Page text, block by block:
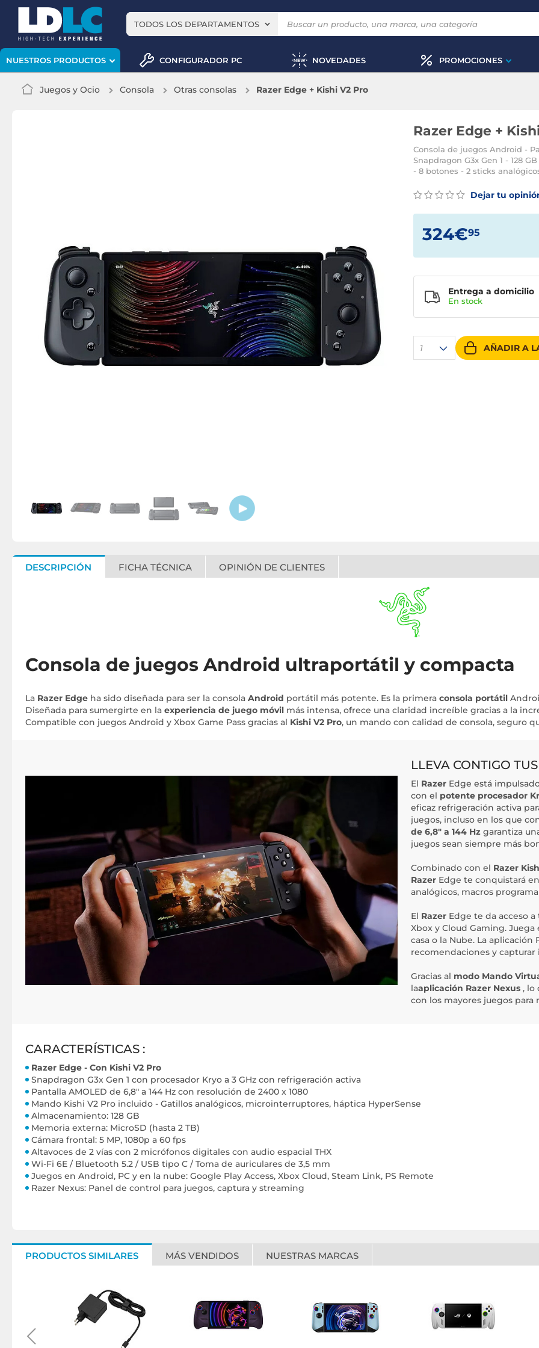
TODOS LOS DEPARTAMENTOS
NUESTROS PRODUCTOS CONFIGURADOR PC NOVEDADES PROMOCIONES
Juegos y Ocio Consola Otras consolas Razer Edge + Kishi V2 Pro
Razer Edge +
Consola de juegos Android -
Snapdragon G3x Gen 1 - 128
- 8 botones - 2 sticks
Dejar tu
324€95
1 AÑADIR A
Entrega a domicilio
En stock
DESCRIPCIÓN FICHA TÉCNICA OPINIÓN DE CLIENTES
Consola de juegos Android ultraportátil y compacta
La Razer Edge ha sido diseñada para ser la consola Android portátil más potente. Es la primera consola portátil
Diseñada para sumergirte en la experiencia de juego móvil más intensa, ofrece una claridad increíble gracias a la
Compatible con juegos Android y Xbox Game Pass gracias al Kishi V2 Pro, un mando con calidad de consola, seguro
LLEVA CONTIGO
El Razer Edge está
con el potente procesador
eficaz refrigeración activa
juegos, incluso en los que
de 6,8" a 144 Hz garantiza
juegos sean siempre más
Combinado con el Razer
Razer Edge te conquistará
analógicos, macros
El Razer Edge te da acceso
Xbox y Cloud Gaming.
casa o la Nube. La
recomendaciones y
Gracias al modo Mando
laaplicación Razer Nexus , lo
con los mayores juegos para
CARACTERÍSTICAS :
Razer Edge - Con Kishi V2 Pro
Snapdragon G3x Gen 1 con procesador Kryo a 3 GHz con refrigeración activa
Pantalla AMOLED de 6,8" a 144 Hz con resolución de 2400 x 1080
Mando Kishi V2 Pro incluido - Gatillos analógicos, microinterruptores, háptica HyperSense
Almacenamiento: 128 GB
Memoria externa: MicroSD (hasta 2 TB)
Cámara frontal: 5 MP, 1080p a 60 fps
Altavoces de 2 vías con 2 micrófonos digitales con audio espacial THX
Wi-Fi 6E / Bluetooth 5.2 / USB tipo C / Toma de auriculares de 3,5 mm
Juegos en Android, PC y en la nube: Google Play Access, Xbox Cloud, Steam Link, PS Remote
Razer Nexus: Panel de control para juegos, captura y streaming
PRODUCTOS SIMILARES MÁS VENDIDOS NUESTRAS MARCAS